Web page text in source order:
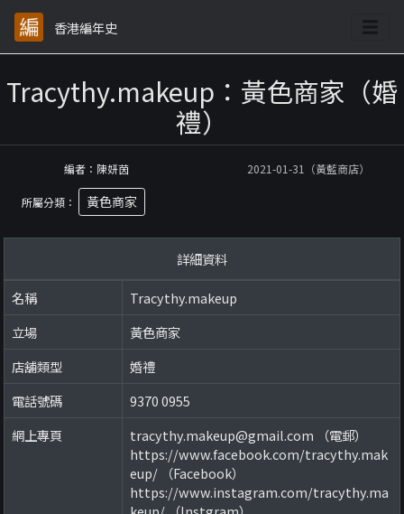
香港編年史
Tracythy.makeup：黃色商家（婚
禮）
編者：陳妍茵 2021-01-31（黃藍商店）
所屬分類： 黃色商家
詳細資料
名稱
Tracythy.makeup
立場
黃色商家
店舖類型
婚禮
電話號碼
9370 0955
網上專頁
tracythy.makeup@gmail.com （電郵）
https://www.facebook.com/tracythy.mak
eup/ （Facebook）
https://www.instagram.com/tracythy.ma